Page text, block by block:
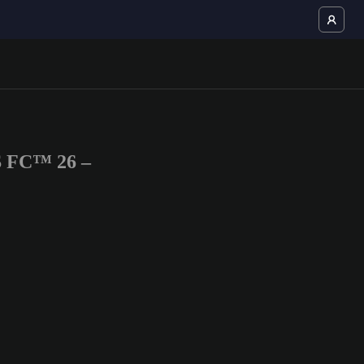
FC™ 26 –